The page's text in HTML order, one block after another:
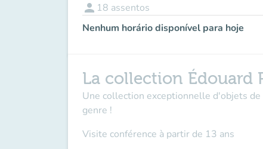
person 18 assentos
Nenhum horário disponível para hoje
La collection Édouard
Une collection exceptionnelle d'objets
genre !
Visite conférence à partir de 13 ans